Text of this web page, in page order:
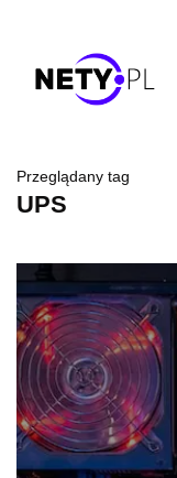
Przeglądany tag
UPS